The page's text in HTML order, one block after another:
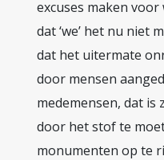
excuses maken voor
dat ‘we’ het nu niet
dat het uitermate
door mensen
medemensen, dat is
door het stof te
monumenten op te